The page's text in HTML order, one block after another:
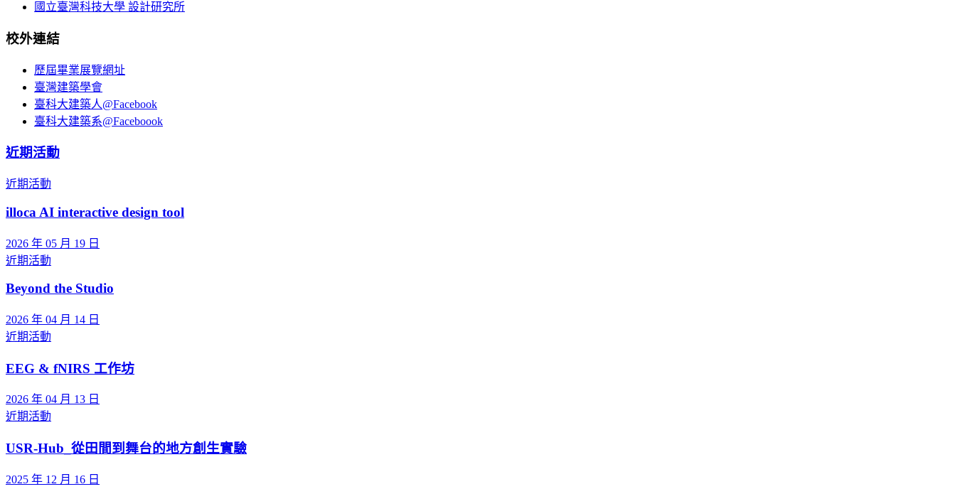
國立臺灣科技大學 設計研究所
校外連結
歷屆畢業展覽網址
臺灣建築學會
臺科大建築人@Facebook
臺科大建築系@Faceboook
近期活動
近期活動
illoca AI interactive design tool
2026 年 05 月 19 日
近期活動
Beyond the Studio
2026 年 04 月 14 日
近期活動
EEG & fNIRS 工作坊
2026 年 04 月 13 日
近期活動
USR-Hub_從田間到舞台的地方創生實驗
2025 年 12 月 16 日